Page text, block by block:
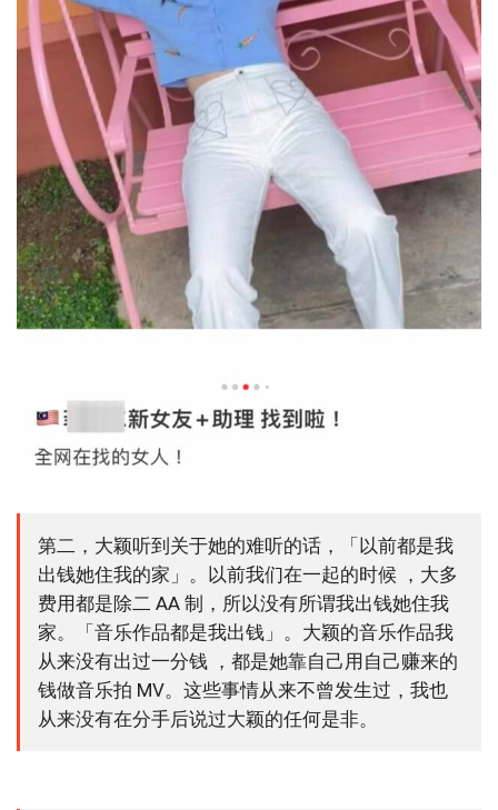
第二，大颖听到关于她的难听的话，「以前都是我
出钱她住我的家」。以前我们在一起的时候 ，大多
费用都是除二 AA 制，所以没有所谓我出钱她住我
家。「音乐作品都是我出钱」。大颖的音乐作品我
从来没有出过一分钱 ，都是她靠自己用自己赚来的
钱做音乐拍 MV。这些事情从来不曾发生过，我也
从来没有在分手后说过大颖的任何是非。